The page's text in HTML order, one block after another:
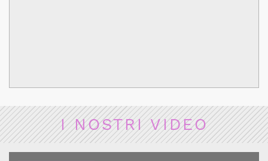
I NOSTRI VIDEO